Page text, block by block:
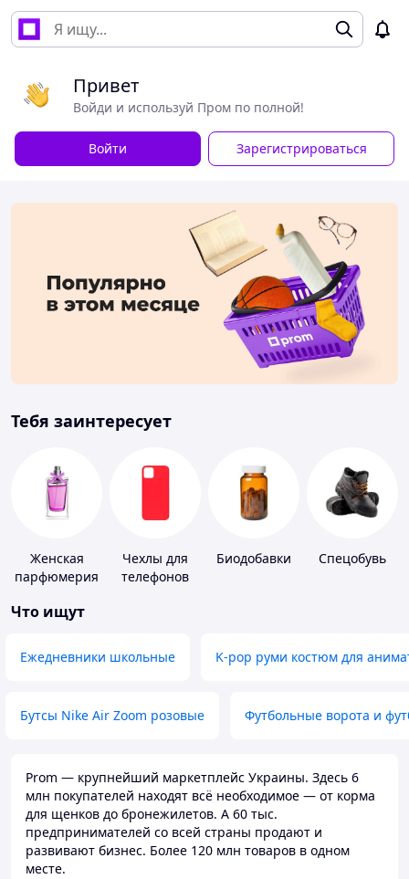
Привет
Войди и используй Пром по полной!
Войти Зарегистрироваться
Тебя заинтересует
Женская
парфюмерия
Чехлы для
телефонов
Биодобавки
Спецобувь
Что ищут
Ежедневники школьные K-pop руми костюм для
Бутсы Nike Air Zoom розовые Футбольные ворота и
Prom — крупнейший маркетплейс Украины. Здесь 6
млн покупателей находят всё необходимое — от корма
для щенков до бронежилетов. А 60 тыс.
предпринимателей со всей страны продают и
развивают бизнес. Более 120 млн товаров в одном
месте.